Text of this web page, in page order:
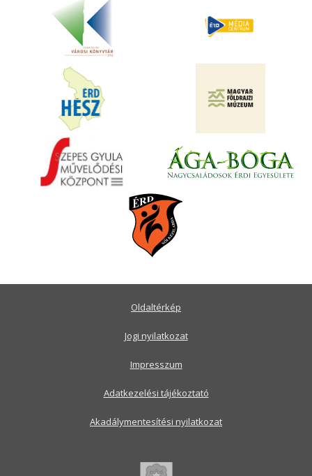
Oldaltérkép
Jogi nyilatkozat
Impresszum
Adatkezelési tájékoztató
Akadálymentesítési nyilatkozat